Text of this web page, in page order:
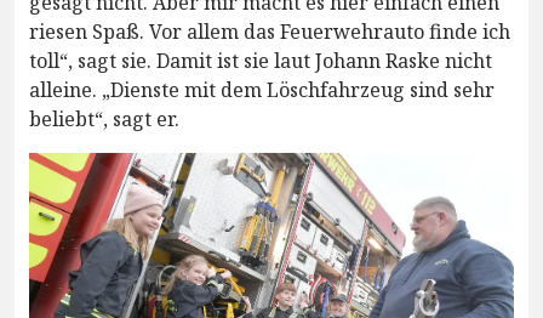
riesen Spaß. Vor allem das Feuerwehrauto finde ich
toll“, sagt sie. Damit ist sie laut Johann Raske nicht
alleine. „Dienste mit dem Löschfahrzeug sind sehr
beliebt“, sagt er.